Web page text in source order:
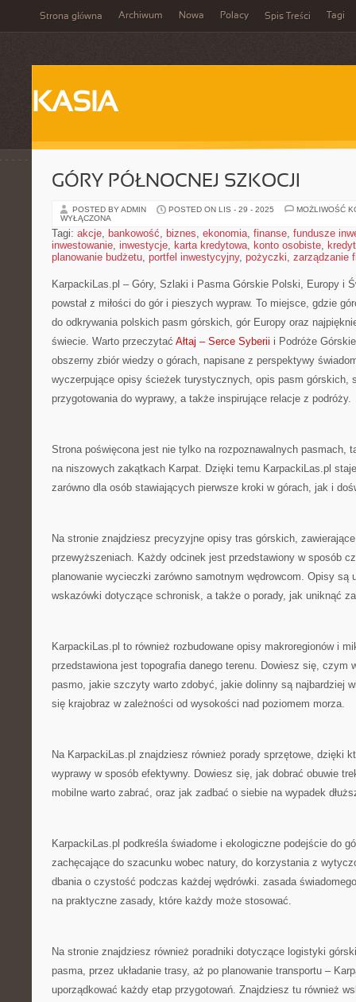
Strona główna Archiwum Nowa Polacy Spis Treści Tagi
KASIA
GÓRY PÓŁNOCNEJ SZKOCJI
POSTED BY ADMIN POSTED ON LIS - 29 - 2025
MOŻLIWOŚĆ
WYŁĄCZONA
Tagi: akcje, bankowość, biznes, ekonomia, finanse, fundusze
inwestowanie, inwestycje, karta kredytowa, konto osobiste,
planowanie budżetu, portfel inwestycyjny, pożyczki, zarządzanie
KarpackiLas.pl – Góry, Szlaki i Pasma Górskie Polski, Europy i
powstał z miłości do gór i pieszych wypraw. To miejsce, gdzie
do odkrywania polskich pasm górskich, gór Europy oraz
świecie. Warto przeczytać Ałtaj – Serce Syberii i Podróże
obszerny zbiór wiedzy o górach, napisane z perspektywy
wyczerpujące opisy ścieżek turystycznych, opis pasm górskich,
przygotowania do wyprawy, a także inspirujące relacje z podróży.
Strona poświęcona jest nie tylko na rozpoznawalnych pasmach,
na niszowych zakątkach Karpat. Dzięki temu KarpackiLas.pl
zarówno dla osób stawiających pierwsze kroki w górach, jak i
Na stronie znajdziesz precyzyjne opisy tras górskich,
przewyższeniach. Każdy odcinek jest przedstawiony w sposób
planowanie wycieczki zarówno samotnym wędrowcom. Opisy są
wskazówki dotyczące schronisk, a także o porady, jak uniknąć
KarpackiLas.pl to również rozbudowane opisy makroregionów i
przedstawiona jest topografia danego terenu. Dowiesz się, czym
pasmo, jakie szczyty warto zdobyć, jakie dolinny są najbardziej
się krajobraz w zależności od wysokości nad poziomem morza.
Na KarpackiLas.pl znajdziesz również porady sprzętowe, dzięki
wyprawy w sposób efektywny. Dowiesz się, jak dobrać obuwie
mobilne warto zabrać, oraz jak zadbać o siebie na wypadek
KarpackiLas.pl podkreśla świadome i ekologiczne podejście do
zachęcające do szacunku wobec natury, do korzystania z
dbania o czystość podczas każdej wędrówki. zasada
na praktyczne zasady, które każdy może stosować.
Na stronie znajdziesz również poradniki dotyczące logistyki
pasma, przez układanie trasy, aż po planowanie transportu –
uporządkować każdy etap przygotowań. Znajdziesz tu również